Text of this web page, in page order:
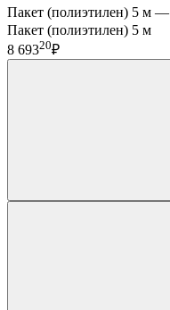
Пакет (полиэтилен) 5 м —
Пакет (полиэтилен) 5 м
8 69320₽